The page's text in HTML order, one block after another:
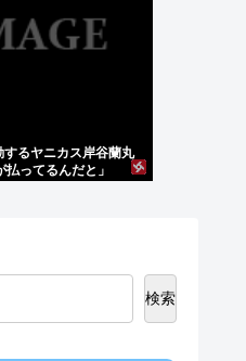
るヤニカス岸谷蘭丸
払ってるんだと」
検索